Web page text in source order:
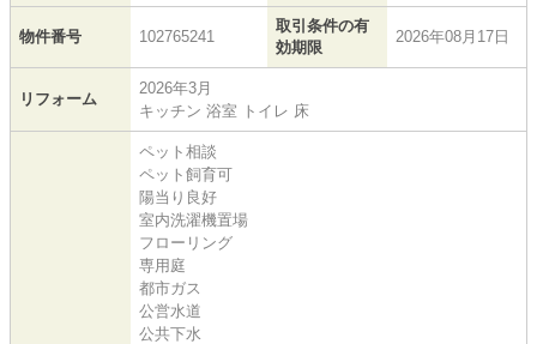
物件番号 102765241
取引条件の有
効期限
2026年08月17日
リフォーム
2026年3月
キッチン 浴室 トイレ 床
ペット相談
ペット飼育可
陽当り良好
室内洗濯機置場
フローリング
専用庭
都市ガス
公営水道
公共下水